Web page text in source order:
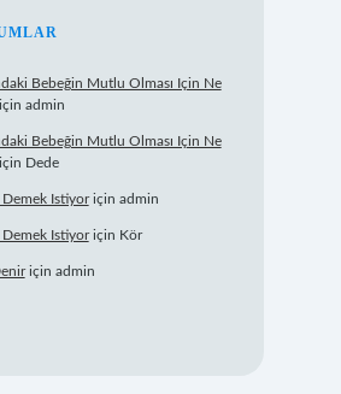
Bebeğin Mutlu Olması Için Ne
admin
Bebeğin Mutlu Olması Için Ne
Dede
Istiyoriçin admin
Istiyoriçin Kör
için admin